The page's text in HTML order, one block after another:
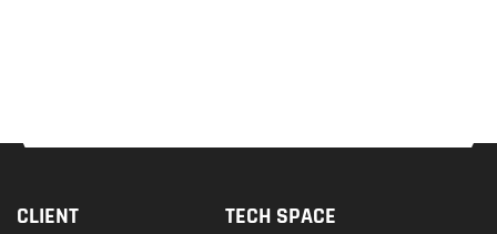
CLIENT TECH SPACE